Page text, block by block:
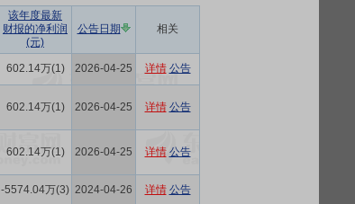
该年度最新
财报的净利润
(元)
公告日期 相关
602.14万(1) 2026-04-25 详情 公告
602.14万(1) 2026-04-25 详情 公告
602.14万(1) 2026-04-25 详情 公告
-5574.04万(3) 2024-04-26 详情 公告